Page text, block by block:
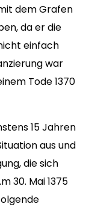
dem Grafen
da er die
einfach
war
Tode 1370
15 Jahren
aus und
die sich
30. Mai 1375